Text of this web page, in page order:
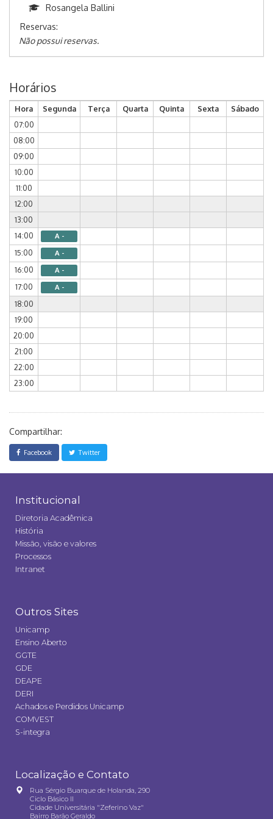
Rosangela Ballini
Reservas:
Não possui reservas.
Horários
Hora Segunda Terça Quarta Quinta Sexta
Sábado
07:00
08:00
09:00
10:00
11:00
12:00
13:00
14:00
A -
15:00 A -
16:00 A -
17:00 A -
18:00
19:00
20:00
21:00
22:00
23:00
Compartilhar:
Facebook Twitter
Institucional
Diretoria Acadêmica
História
Missão, visão e valores
Processos
Intranet
Outros Sites
Unicamp
Ensino Aberto
GGTE
GDE
DEAPE
DERI
Achados e Perdidos Unicamp
COMVEST
S-integra
Localização e Contato
Rua Sérgio Buarque de Holanda, 290
Ciclo Básico II
Cidade Universitária "Zeferino Vaz"
Bairro Barão Geraldo